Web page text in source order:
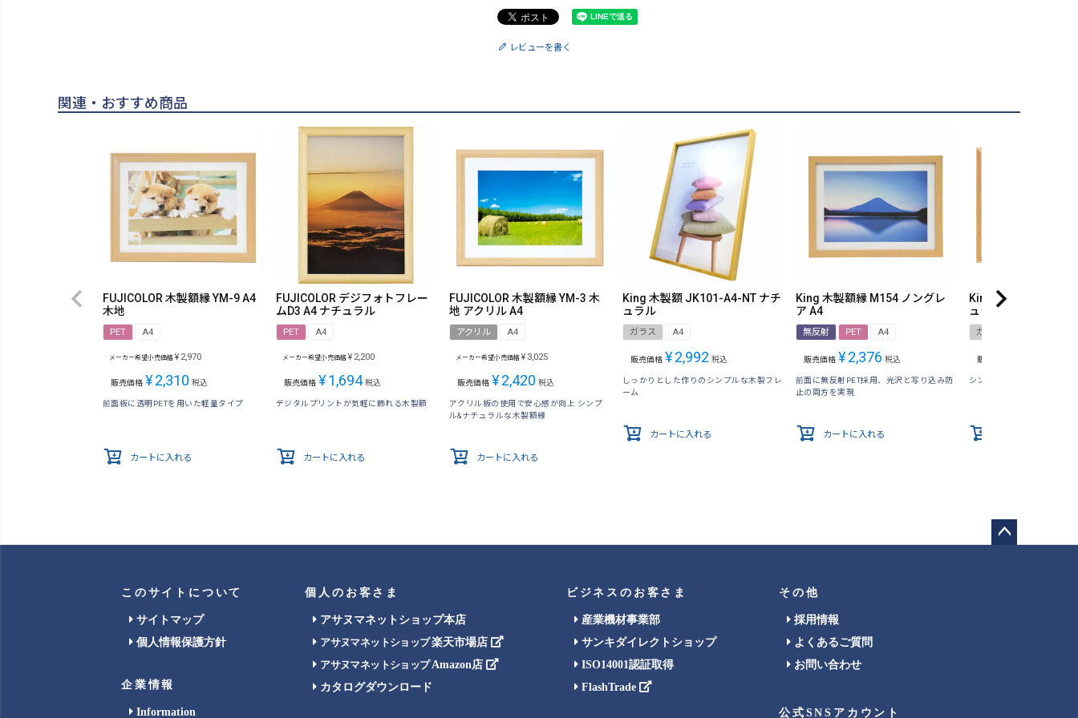
レビューを書く
関連・おすすめ商品
FUJICOLOR 木製額縁 YM-9 A4
木地
PET A4
メーカー希望小売価格 ¥ 2,970
販売価格 ¥2,310 税込
前面板に透明PETを用いた軽量タイプ
カートに入れる
FUJICOLOR デジフォトフレー
ムD3 A4 ナチュラル
PET A4
メーカー希望小売価格 ¥ 2,200
販売価格 ¥1,694 税込
デジタルプリントが気軽に飾れる木製額
カートに入れる
FUJICOLOR 木製額縁 YM-3 木
地 アクリル A4
アクリル A4
メーカー希望小売価格 ¥ 3,025
販売価格 ¥2,420 税込
アクリル板の使用で安心感が向上 シンプ
ル&ナチュラルな木製額縁
カートに入れる
King 木製額 JK101-A4-NT ナチ
ュラル
ガラス A4
販売価格 ¥2,992 税込
しっかりとした作りのシンプルな木製フレ
ーム
カートに入れる
King 木製額縁 M154 ノングレ
ア A4
無反射 PET A4
販売価格 ¥2,376 税込
前面に無反射PET採用、光沢と写り込み防
止の両方を実現
カートに入れる
King 木製額縁 すず
ュラル
ガラス
販売価格
シンプルで爽やかな印象の
このサイトについて
サイトマップ
個人情報保護方針
企業情報
Information
個人のお客さま
アサヌマネットショップ本店
アサヌマネットショップ楽天市場店
アサヌマネットショップAmazon店
カタログダウンロード
ビジネスのお客さま
産業機材事業部
サンキダイレクトショップ
ISO14001認証取得
FlashTrade
その他
採用情報
よくあるご質問
お問い合わせ
公式SNSアカウント